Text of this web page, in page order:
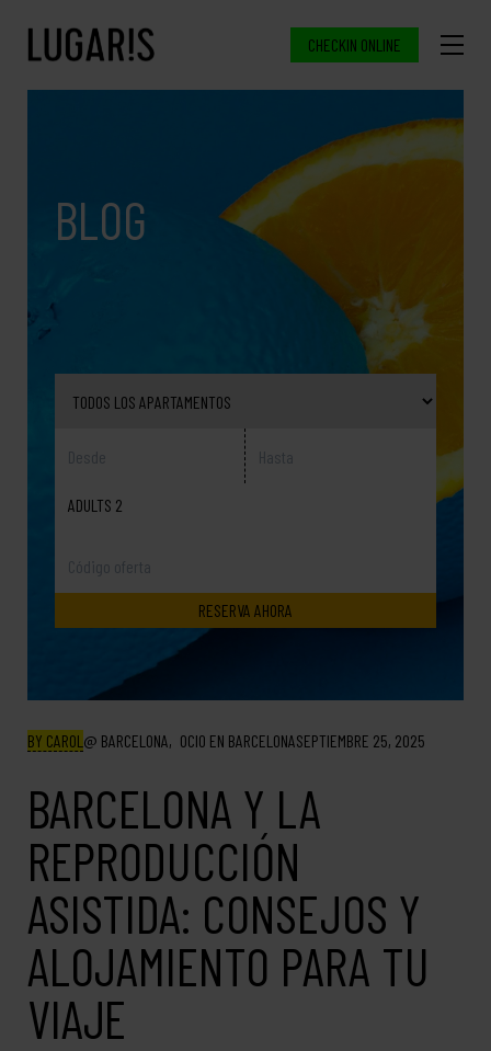
CHECKIN ONLINE
BLOG
ADULTS 2
BY CAROL BARCELONA OCIO EN BARCELONASEPTIEMBRE 25, 2025
BARCELONA Y LA
REPRODUCCIÓN
ASISTIDA: CONSEJOS Y
ALOJAMIENTO PARA TU
VIAJE